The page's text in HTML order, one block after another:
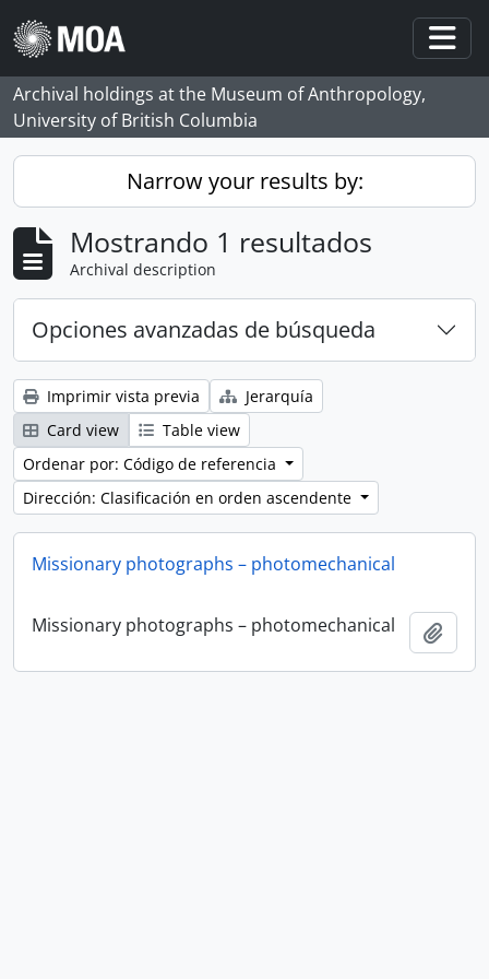
Skip to main content
Archival holdings at the Museum of Anthropology,
University of British Columbia
Narrow your results by:
Mostrando 1 resultados
Archival description
Opciones avanzadas de búsqueda
Imprimir vista previa
Jerarquía
Card view
Table view
Ordenar por: Código de referencia
Dirección: Clasificación en orden ascendente
Missionary photographs – photomechanical
Missionary photographs – photomechanical